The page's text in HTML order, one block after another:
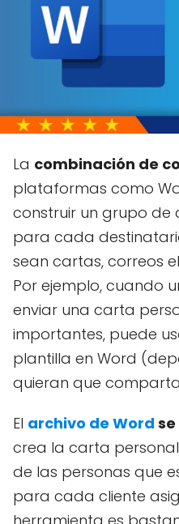
La combinación de
plataformas como
construir un grupo de
para cada
sean cartas, correos
Por ejemplo, cuando
enviar una carta
importantes, puede
plantilla en Word
quieran que
El archivo de Word
crea la carta
de las personas que
para cada cliente